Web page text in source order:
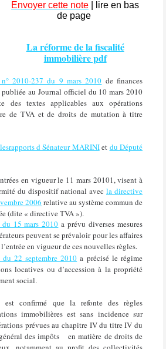
Envoyer cette note
| lire en bas
de page
La réforme de la fiscalité
immobilière pdf
2010-237 du 9 mars 2010 de finances
au Journal officiel du 10 mars 2010
des textes applicables aux opérations
de TVA et de droits de mutation à titre
lesrapports d Sénateur MARINIet du Député
en vigueur le 11 mars 20101, visent à
du dispositif national avec la directive
2006 relative au système commun de
(dite « directive TVA »).
15 mars 2010 a prévu diverses mesures
peuvent se prévaloir pour les affaires
en vigueur de ces nouvelles règles.
22 septembre 2010 a précisé le régime
locatives ou d’accession à la propriété
social.
est confirmé que la refonte des règles
immobilières est sans incidence sur
prévues au chapitre IV du titre IV du
des impôts
en matière de droits de